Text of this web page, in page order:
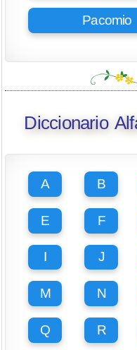
Pacomio
Diccionario
A B
E F
I J
M N
Q R